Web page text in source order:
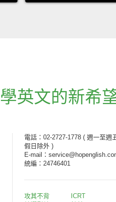
學英文的新希
電話：02-2727-1778 ( 週一至週
假日除外 )
E-mail：
統編：24746401
攻其不背
ICRT